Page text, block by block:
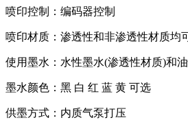
喷印控制：编码器控制
喷印材质：渗透性和非渗透性材质均
使用墨水：水性墨水(渗透性材质)和
墨水颜色：黑 白 红 蓝 黄 可选
供墨方式：内质气泵打压